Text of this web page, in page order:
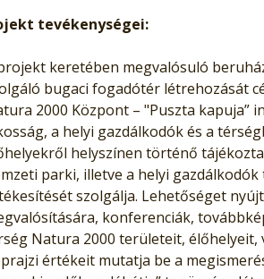
tevékenységei:
keretében megvalósuló
bugaci fogadótér létrehozását
2000 Központ – "Puszta kapuja”
a helyi gazdálkodók és a
helyszínen történő
parki, illetve a helyi
szolgálja. Lehetőséget
konferenciák,
Natura 2000 területeit,
értékeit mutatja be a